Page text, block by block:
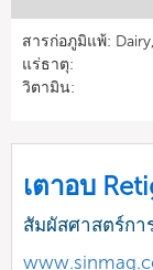
สารก่อภูมิแพ้:
แร่ธาตุ:
วิตามิน:
เตาอบ
สัมผัสศาสตร์ก